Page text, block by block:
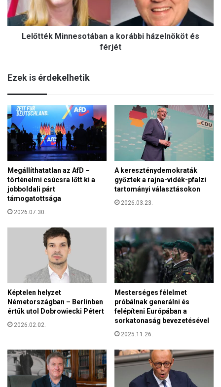
-
v
é
r
k
e
e
t
u
d
a
s
i
d
e
ó
l
!
é
k
M
s
á
b
a
n
k
o
r
á
b
b
n
ö
k
ö
t
f
r
Lelőtték Minnesotában a korábbi házelnököt és
férjét
Ezek is érdekelhetik
Megállíthatatlan az AfD –
történelmi csúcsra lőtt ki a
jobboldali párt
támogatottsága
2026.07.30.
A kereszténydemokraták
győztek a rajna-vidék-pfalzi
tartományi választásokon
2026.03.23.
Képtelen helyzet
Németországban – Berlinben
értük utol Dobrowiecki Pétert
2026.02.02.
Mesterséges félelmet
próbálnak generálni és
felépíteni Európában a
sorkatonaság bevezetésével
2025.11.26.